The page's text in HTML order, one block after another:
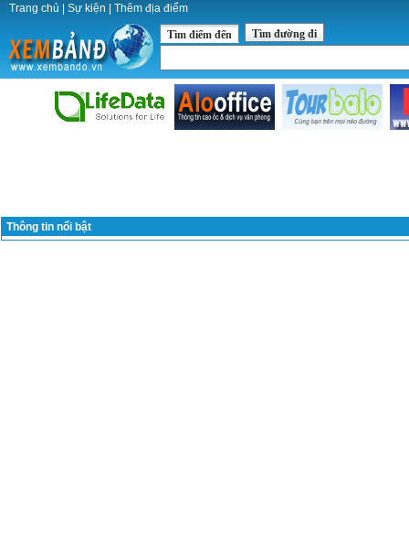
Trang chủ Sự kiện Thêm địa điểm
Tìm điểm đến Tìm đường đi
Thông tin nổi bật